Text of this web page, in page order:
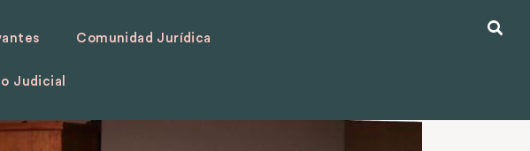
Comunidad Jurídica
Judicial